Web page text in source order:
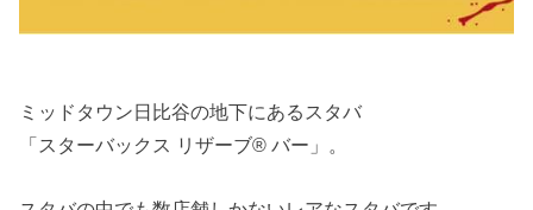
ミッドタウン日比谷の地下にあるスタバ
「スターバックス リザーブ® バー」。